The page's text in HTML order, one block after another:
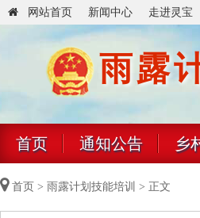
网站首页 新闻中心 走进灵宝
雨露
首页 通知公告 乡
首页 > 雨露计划技能培训 > 正文